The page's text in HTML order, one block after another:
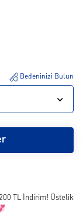
Bedeninizi Bulun
TL İndirim! Üstelik